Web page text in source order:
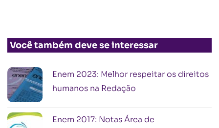
Você também deve se interessar
Enem 2023: Melhor respeitar os direitos
humanos na Redação
Enem 2017: Notas Área de